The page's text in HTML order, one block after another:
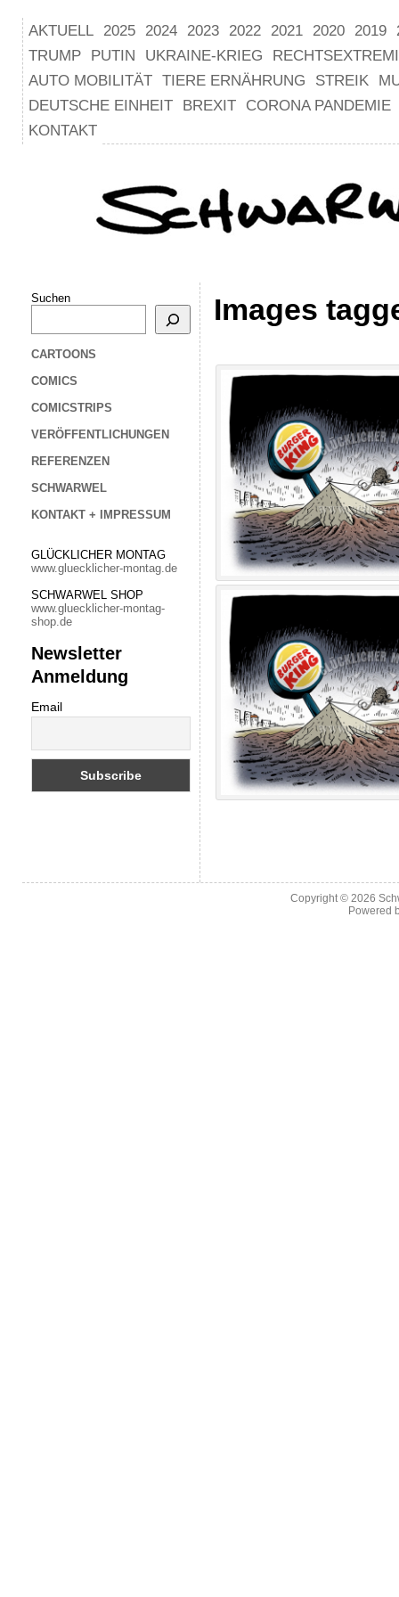
AKTUELL 2025 2024 2023 2022 2021 2020 2019
TRUMP
PUTIN UKRAINE-KRIEG
AUTO MOBILITÄT TIERE ERNÄHRUNG STREIK
DEUTSCHE EINHEIT
BREXIT
CORONA PANDEMIE
KONTAKT
Suchen
CARTOONS
COMICS
COMICSTRIPS
VERÖFFENTLICHUNGEN
REFERENZEN
SCHWARWEL
KONTAKT + IMPRESSUM
GLÜCKLICHER MONTAG
www.gluecklicher-montag.de
SCHWARWEL SHOP
www.gluecklicher-montag-
shop.de
Newsletter
Anmeldung
Email
Images
Copyright © 2026
Powered